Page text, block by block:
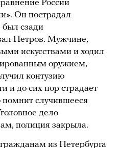
России
Он пострадал
был сзади
Петров. Мужчине,
искусствами и ходил
оружием,
контузию
и до сих пор страдает
случившееся
дело
полиция закрыла.
из Петербурга